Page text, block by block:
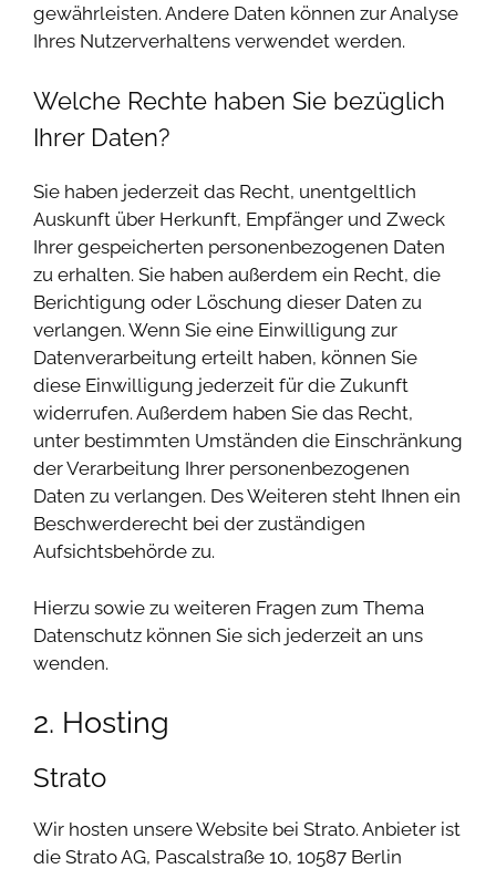
gewährleisten. Andere Daten können zur Analyse
Ihres Nutzerverhaltens verwendet werden.
Welche Rechte haben Sie bezüglich
Ihrer Daten?
Sie haben jederzeit das Recht, unentgeltlich
Auskunft über Herkunft, Empfänger und Zweck
Ihrer gespeicherten personenbezogenen Daten
zu erhalten. Sie haben außerdem ein Recht, die
Berichtigung oder Löschung dieser Daten zu
verlangen. Wenn Sie eine Einwilligung zur
Datenverarbeitung erteilt haben, können Sie
diese Einwilligung jederzeit für die Zukunft
widerrufen. Außerdem haben Sie das Recht,
unter bestimmten Umständen die Einschränkung
der Verarbeitung Ihrer personenbezogenen
Daten zu verlangen. Des Weiteren steht Ihnen ein
Beschwerderecht bei der zuständigen
Aufsichtsbehörde zu.
Hierzu sowie zu weiteren Fragen zum Thema
Datenschutz können Sie sich jederzeit an uns
wenden.
2. Hosting
Strato
Wir hosten unsere Website bei Strato. Anbieter ist
die Strato AG, Pascalstraße 10, 10587 Berlin